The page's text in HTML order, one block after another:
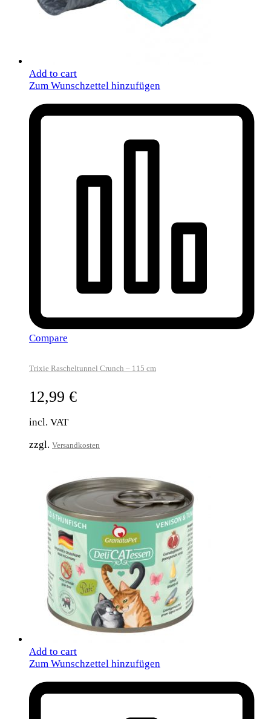
Add to cart
Zum Wunschzettel hinzufügen
Compare
Trixie Rascheltunnel Crunch – 115 cm
12,99 €
incl. VAT
zzgl. Versandkosten
Add to cart
Zum Wunschzettel hinzufügen